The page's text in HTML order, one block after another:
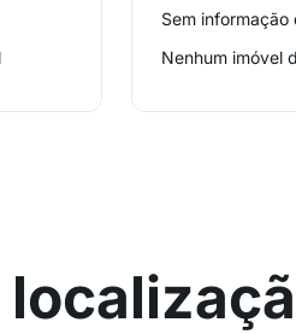
Sem informação
Nenhum imóvel